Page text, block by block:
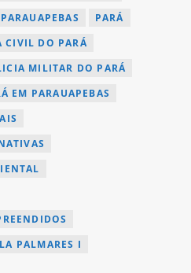
PARÁ
CIVIL DO PARÁ
MILITAR DO PARÁ
EM PARAUAPEBAS
PALMARES I